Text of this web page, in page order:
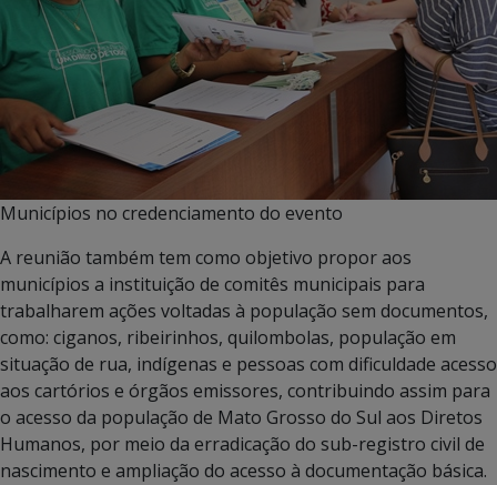
Municípios no credenciamento do evento
A reunião também tem como objetivo propor aos
municípios a instituição de comitês municipais para
trabalharem ações voltadas à população sem documentos,
como: ciganos, ribeirinhos, quilombolas, população em
situação de rua, indígenas e pessoas com dificuldade acesso
aos cartórios e órgãos emissores, contribuindo assim para
o acesso da população de Mato Grosso do Sul aos Diretos
Humanos, por meio da erradicação do sub-registro civil de
nascimento e ampliação do acesso à documentação básica.